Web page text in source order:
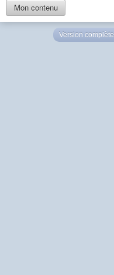
Mon contenu
Version complète